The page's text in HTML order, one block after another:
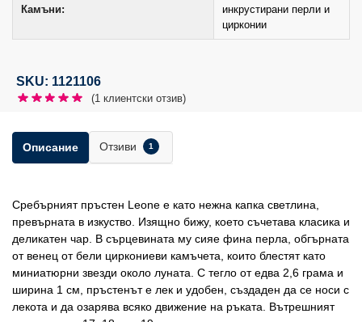
Камъни:
инкрустирани перли и
цирконии
SKU: 1121106
(1 клиентски отзив)
Описание Отзиви 1
Сребърният пръстен Leone е като нежна капка светлина,
превърната в изкуство. Изящно бижу, което съчетава класика и
деликатен чар. В сърцевината му сияе фина перла, обгърната
от венец от бели циркониеви камъчета, които блестят като
миниатюрни звезди около луната. С тегло от едва 2,6 грама и
ширина 1 см, пръстенът е лек и удобен, създаден да се носи с
лекота и да озарява всяко движение на ръката. Вътрешният